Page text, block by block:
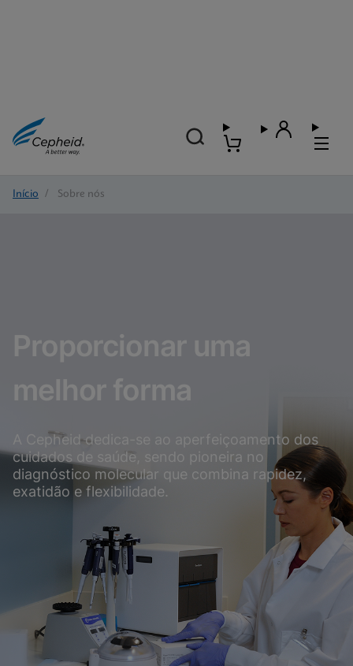
Início / Sobre nós
melhor forma
A Cepheid dedica-se ao aperfeiçoamento dos
cuidados de saúde, sendo pioneira no
diagnóstico molecular que combina rapidez,
exatidão e flexibilidade.